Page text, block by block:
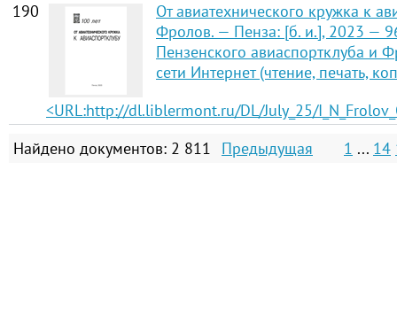
190
От авиатехнического кружка к
Фролов. — Пенза: [б. и.], 2023 —
Пензенского авиаспортклуба и
сети Интернет (чтение, печать,
<URL:http://dl.liblermont.ru/DL/July_25/
Найдено документов: 2 811
Предыдущая 1 ... 14